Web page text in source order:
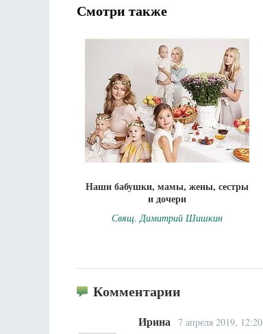
Смотри также
Наши бабушки, мамы, жены, сестры
и дочери
Свящ. Димитрий Шишкин
Комментарии
Ирина 7 апреля 2019, 12:20